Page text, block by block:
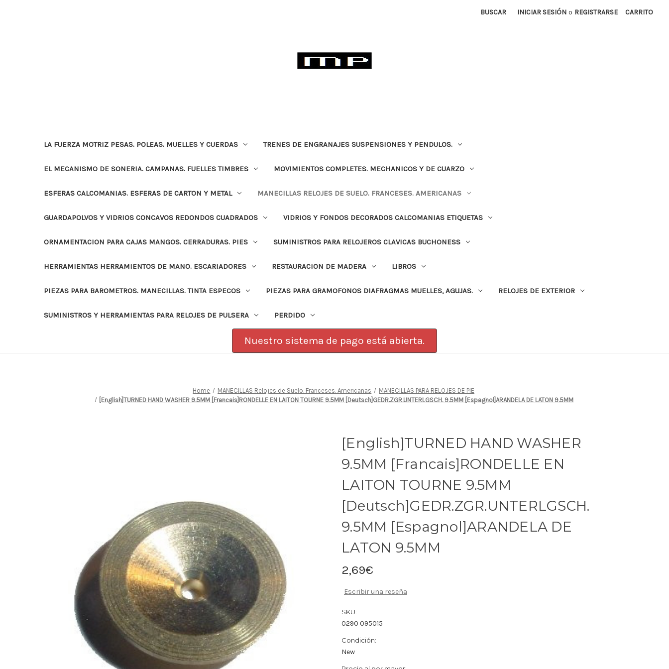
BUSCAR INICIAR SESIÓN o REGISTRARSE CARRITO
LA FUERZA MOTRIZ PESAS. POLEAS. MUELLES Y CUERDAS TRENES DE ENGRANAJES SUSPENSIONES Y PENDULOS.
EL MECANISMO DE SONERIA. CAMPANAS. FUELLES TIMBRES MOVIMIENTOS COMPLETES. MECHANICOS Y DE CUARZO
ESFERAS CALCOMANIAS. ESFERAS DE CARTON Y METAL MANECILLAS RELOJES DE SUELO. FRANCESES. AMERICANAS
GUARDAPOLVOS Y VIDRIOS CONCAVOS REDONDOS CUADRADOS VIDRIOS Y FONDOS DECORADOS CALCOMANIAS ETIQUETAS
ORNAMENTACION PARA CAJAS MANGOS. CERRADURAS. PIES SUMINISTROS PARA RELOJEROS CLAVICAS BUCHONESS
HERRAMIENTAS HERRAMIENTOS DE MANO. ESCARIADORES RESTAURACION DE MADERA LIBROS
PIEZAS PARA BAROMETROS. MANECILLAS. TINTA ESPECOS PIEZAS PARA GRAMOFONOS DIAFRAGMAS MUELLES, AGUJAS. RELOJES DE EXTERIOR
SUMINISTROS Y HERRAMIENTAS PARA RELOJES DE PULSERA PERDIDO
Nuestro sistema de pago está abierta.
Home MANECILLAS Relojes de Suelo. Franceses. Americanas
MANECILLAS PARA RELOJES DE PIE
[English]TURNED HAND WASHER 9.5MM [Francais]RONDELLE EN LAITON TOURNE 9.5MM [Deutsch]GEDR.ZGR.UNTERLGSCH. 9.5MM [Espagnol]ARANDELA DE LATON 9.5MM
[English]TURNED HAND WASHER
9.5MM [Francais]RONDELLE EN
LAITON TOURNE 9.5MM
[Deutsch]GEDR.ZGR.UNTERLGSCH.
9.5MM [Espagnol]ARANDELA DE
LATON 9.5MM
2,69€
Escribir una reseña
SKU:
0290 095015
Condición:
New